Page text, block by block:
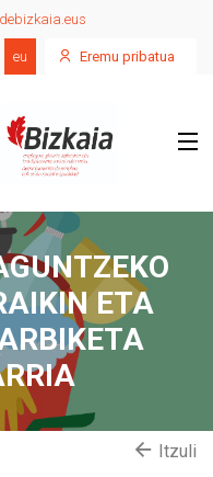
eu Eremu pribatua
ETA
Itzuli